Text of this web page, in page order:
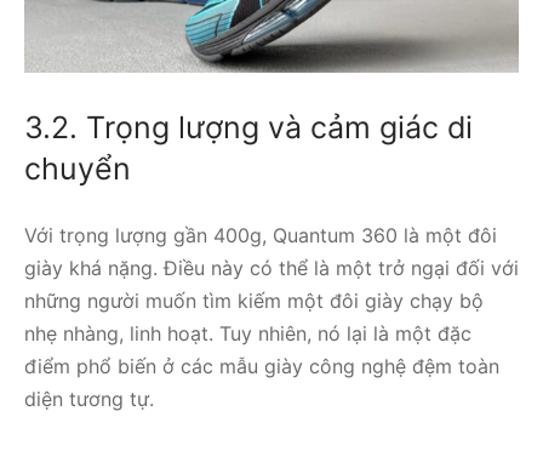
3.2. Trọng lượng và cảm giác di
chuyển
Với trọng lượng gần 400g, Quantum 360 là một đôi
giày khá nặng. Điều này có thể là một trở ngại đối với
những người muốn tìm kiếm một đôi giày chạy bộ
nhẹ nhàng, linh hoạt. Tuy nhiên, nó lại là một đặc
điểm phổ biến ở các mẫu giày công nghệ đệm toàn
diện tương tự.